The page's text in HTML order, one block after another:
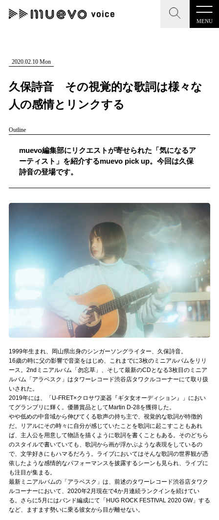
MENU
CLOSE
記事を検索する
人気ワード
#男性SSW #ポップス #女性SSW #ロック
#男性シンガー #HR/HM
CLOSE
"読者の声を形にする”音楽特化メディア
MENU
記事一覧
プレスリリース一覧
会社概要
muevoクラウドファンディング
muevoコミュニティ
ぶいクラ！by muevo
ぶいコミュ！by muevo
ぶいマガ！ by muevo
Follow us
Official SNS
2020.02.10 Mon
久保詩音 その視覚的な歌詞は様々な
人の感情とリンクする
Outline
muevo編集部にリクエストが寄せられた「気になるア
ーティスト」を紹介するmuevo pick up。今回は久保
詩音の登場です。
1999年生まれ、岡山県出身のシンガーソングライター、久保詩音。
16歳の時に父の影響で音楽をはじめ、これまでに3枚のミニアルバムをリリ
ース。2ndミニアルバム「勿忘草」、そして最新のCDとなる3枚目のミニア
ルバム「アラベスク」はタワーレコード渋谷店タワクルコーナーにて取り扱
いされた。
2019年には、「U-FRET×クロサワ楽器『ギタ女オーディション』」におい
てグランプリに輝く。優勝賞品としてMartin D-28を獲得した。
やや低めの中音域から伸びてくる歌声の持ち主で、視覚的な歌詞が特徴的
だ。リアルにその時々に自分が感じていたことを歌詞に起こすこともあれ
ば、主人公を用意して物語を描くように歌詞を書くこともある。そのどちら
のスタイルで書いていても、歌詞から画が浮かぶような表現をしているの
で、文学好きにもハマるだろう。ライブにおいてはそんな歌詞の世界観が憑
依したような感情的なパフォーマンスを披露するシーンも見られ、ライブに
も注目が集まる。
最新ミニアルバムの「アラベスク」は、前述のタワーレコード渋谷店タワク
ルコーナーにおいて、2020年2月現在で4か月連続ランクインを続けてい
る。さらに5月にはバンド編成にて「HUG ROCK FESTIVAL 2020 GW」する
など、ますます勢いに乗る彼女から目が離せない。